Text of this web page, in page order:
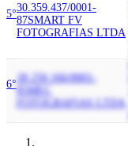
5°
30.359.437/0001-
87SMART FV
FOTOGRAFIAS LTDA
6°
28.250.166/0001-
MEC
FOTOGRAFIAS LTDA